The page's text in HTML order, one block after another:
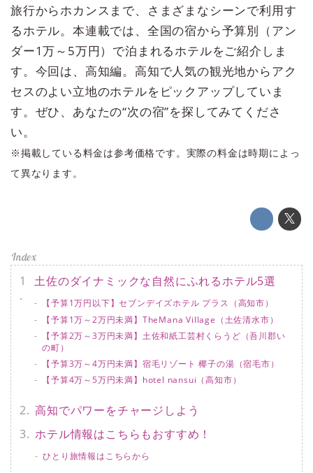
旅行からホカンスまで、さまざまなシーンで利用す
るホテル。本連載では、全国の宿から予算別（アン
ダー1万～5万円）で泊まれるホテルをご紹介しま
す。今回は、高知編。高知で人気の観光地からアク
セスのよい立地のホテルをピックアップしていま
す。ぜひ、あなたの“次の宿”を探してみてくださ
い。
※掲載している料金は参考価格です。実際の料金は時期によっ
て異なります。
土佐のダイナミックな自然にふれるホテル5選
【予算1万円以下】セブンデイズホテル プラス（高知市）
【予算1万～2万円未満】TheMana Village（土佐清水市）
【予算2万～3万円未満】土佐和紙工芸村くらうど（吾川郡い
の町）
【予算3万～4万円未満】宿毛リゾート 椰子の湯（宿毛市）
【予算4万～5万円未満】hotel nansui（高知市）
高知でパワーをチャージしよう
ホテル情報はこちらもおすすめ！
ひとり旅情報はこちらから